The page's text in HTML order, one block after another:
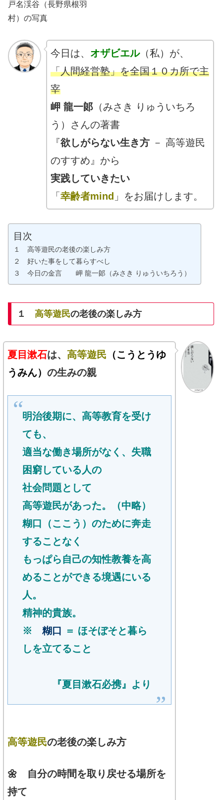
今日は、 オザビエル（私）が、
「人間経営塾」を全国１０カ所で主
宰
岬 龍一郞（みさき りゅういちろ
う）さんの著書
『欲しがらない生き方－ 高等遊民
のすすめ』から
実践していきたい
「幸齢者mind 」をお届けします。
目次
１ 高等遊民の老後の楽しみ方
２ 好いた事をして暮らすべし
３ 今日の金言 岬 龍一郞（みさき りゅういちろう）
１ 高等遊民の老後の楽しみ方
夏目漱石は、高等遊民 （こうとうゆ
うみん）の生みの親
明治後期に、高等教育を受け
ても、
適当な働き場所がなく、失職
困窮している人の
社会問題として
高等遊民があった。（中略）
糊口（ここう）のために奔走
することなく
もっぱら自己の知性教養を高
めることができる境遇にいる
人。
精神的貴族。
※ 糊口 ＝ ほそぼそと暮ら
しを立てること
『夏目漱石必携』より
高等遊民の老後の楽しみ方
🌼 自分の時間を取り戻せる場所を
持て